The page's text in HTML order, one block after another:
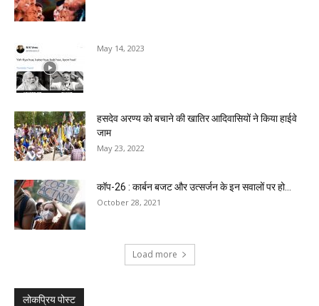
May 14, 2023
हसदेव अरण्य को बचाने की खातिर आदिवासियों ने किया हाईवे
जाम
May 23, 2022
कॉप-26 : कार्बन बजट और उत्सर्जन के इन सवालों पर हो...
October 28, 2021
Load more
लोकप्रिय पोस्ट